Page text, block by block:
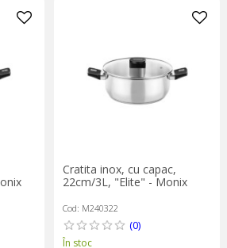
Cratita inox, cu capac,
22cm/3L, "Elite" - Monix
Cod: M240322
(0)
În stoc